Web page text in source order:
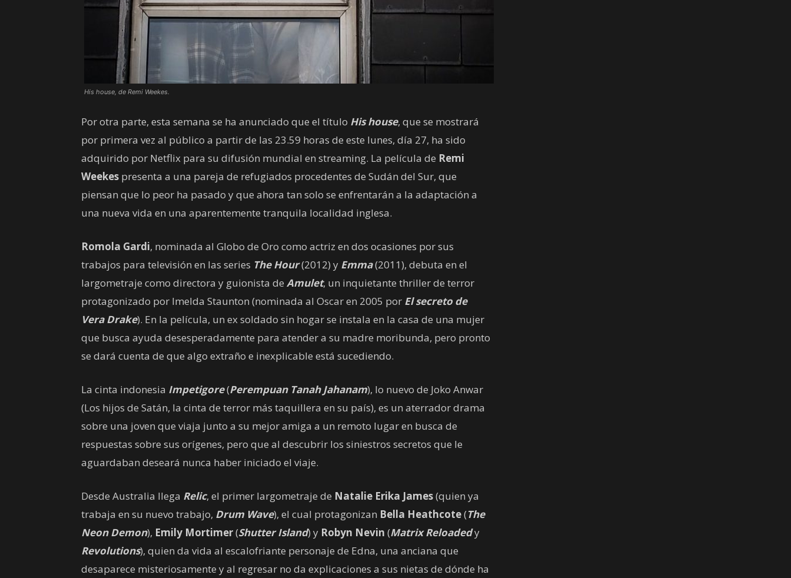
His house, de Remi Weekes.
Por otra parte, esta semana se ha anunciado que el título His house, que se mostrará
por primera vez al público a partir de las 23.59 horas de este lunes, día 27, ha sido
adquirido por Netflix para su difusión mundial en streaming. La película de Remi
Weekes presenta a una pareja de refugiados procedentes de Sudán del Sur, que
piensan que lo peor ha pasado y que ahora tan solo se enfrentarán a la adaptación a
una nueva vida en una aparentemente tranquila localidad inglesa.
Romola Gardi, nominada al Globo de Oro como actriz en dos ocasiones por sus
trabajos para televisión en las series The Hour(2012) y Emma(2011), debuta en el
largometraje como directora y guionista de Amulet, un inquietante thriller de terror
protagonizado por Imelda Staunton (nominada al Oscar en 2005 por El secreto de
Vera Drake). En la película, un ex soldado sin hogar se instala en la casa de una mujer
que busca ayuda desesperadamente para atender a su madre moribunda, pero pronto
se dará cuenta de que algo extraño e inexplicable está sucediendo.
La cinta indonesia Impetigore(Perempuan Tanah Jahanam), lo nuevo de Joko Anwar
(Los hijos de Satán, la cinta de terror más taquillera en su país), es un aterrador drama
sobre una joven que viaja junto a su mejor amiga a un remoto lugar en busca de
respuestas sobre sus orígenes, pero que al descubrir los siniestros secretos que le
aguardaban deseará nunca haber iniciado el viaje.
Desde Australia llega Relic, el primer largometraje de Natalie Erika James(quien ya
trabaja en su nuevo trabajo, Drum Wave), el cual protagonizan Bella Heathcote(The
Neon Demon), Emily Mortimer(Shutter Island) y Robyn Nevin (Matrix Reloadedy
Revolutions), quien da vida al escalofriante personaje de Edna, una anciana que
desaparece misteriosamente y al regresar no da explicaciones a sus nietas de dónde ha